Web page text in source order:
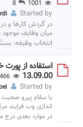
8
Started by
در گردش کارها و
میان وظایف موجود
انتخاب وظیفه،
استفاده از
13.09.00
Started by
با سلام پیرو
اندازی وب فرایند
در موارد بعدی درج